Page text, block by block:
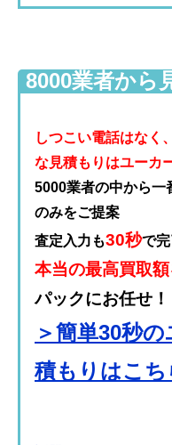
8000業者から
しつこい電話はなく
な見積もりはユーカ
5000業者の中から一
のみをご提案
査定入力も30秒で完
本当の最高買取
パックにお任せ！
＞簡単30秒
積もりはこち